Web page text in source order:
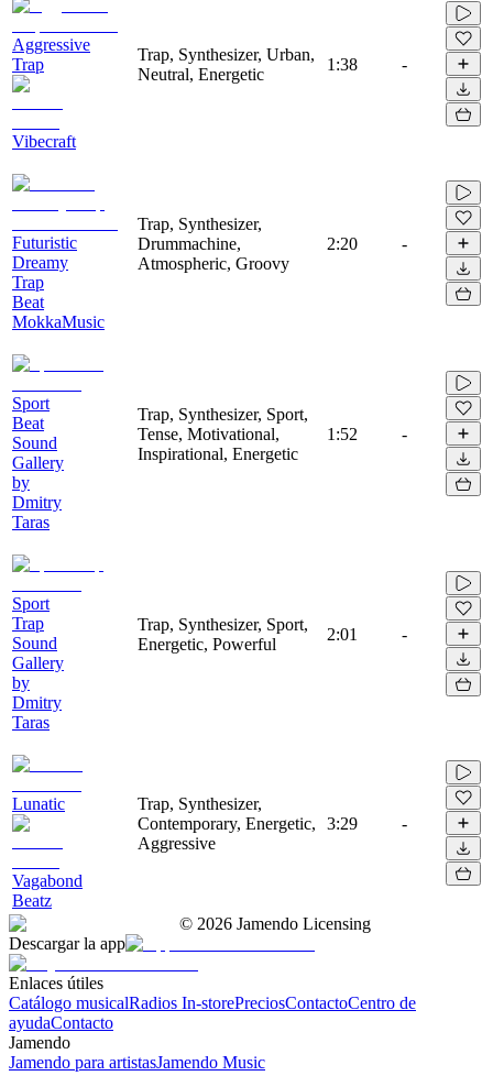
Aggressive
Trap
Vibecraft
Trap, Synthesizer, Urban,
Neutral, Energetic
1:38 -
Futuristic
Dreamy
Trap
Beat
MokkaMusic
Trap, Synthesizer,
Drummachine,
Atmospheric, Groovy
2:20 -
Sport
Beat
Sound
Gallery
by
Dmitry
Taras
Trap, Synthesizer, Sport,
Tense, Motivational,
Inspirational, Energetic
1:52 -
Sport
Trap
Sound
Gallery
by
Dmitry
Taras
Trap, Synthesizer, Sport,
Energetic, Powerful
2:01 -
Lunatic
Vagabond
Beatz
Trap, Synthesizer,
Contemporary, Energetic,
Aggressive
3:29 -
© 2026 Jamendo Licensing
Descargar la app
Enlaces útiles
Catálogo musicalRadios In-storePreciosContactoCentro de
ayudaContacto
Jamendo
Jamendo para artistasJamendo Music